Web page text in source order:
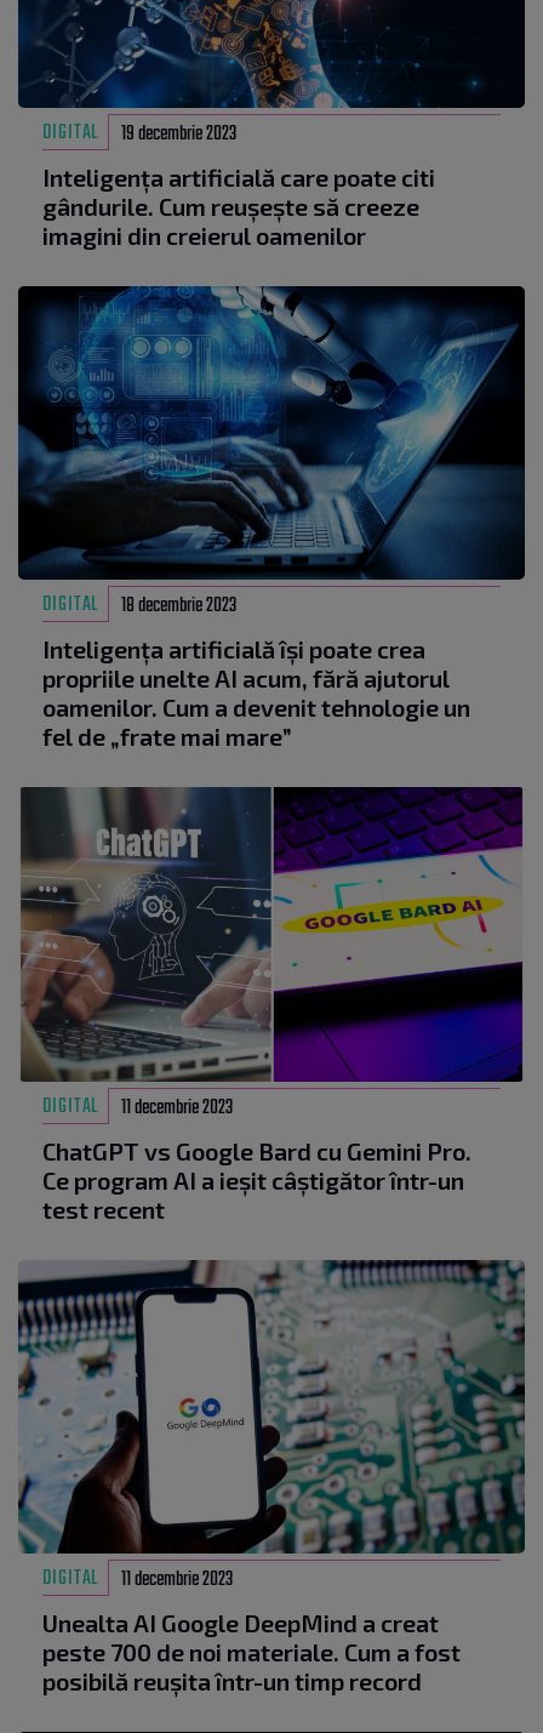
DIGITAL 19 decembrie 2023
Inteligența artificială care poate citi
gândurile. Cum reușește să creeze
imagini din creierul oamenilor
DIGITAL 18 decembrie 2023
Inteligența artificială își poate crea
propriile unelte AI acum, fără ajutorul
oamenilor. Cum a devenit tehnologie un
fel de „frate mai mare”
DIGITAL 11 decembrie 2023
ChatGPT vs Google Bard cu Gemini Pro.
Ce program AI a ieșit câștigător într-un
test recent
DIGITAL 11 decembrie 2023
Unealta AI Google DeepMind a creat
peste 700 de noi materiale. Cum a fost
posibilă reușita într-un timp record